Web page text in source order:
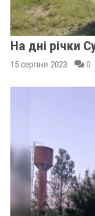
На дні річки
15 серпня 2023 0